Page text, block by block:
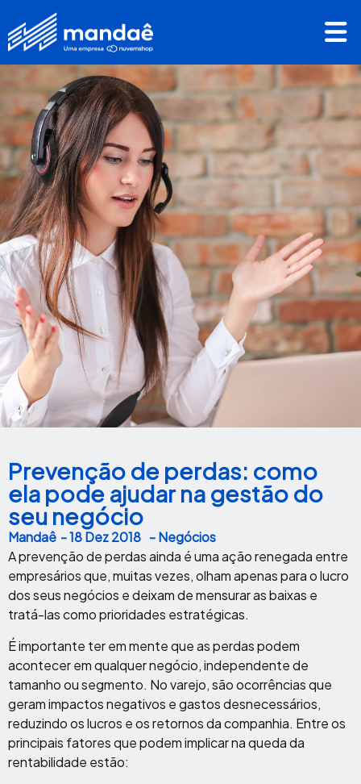
Prevenção de perdas: como
ela pode ajudar na gestão do
seu negócio
Mandaê -18 Dez 2018 - Negócios
A prevenção de perdas ainda é uma ação renegada entre
empresários que, muitas vezes, olham apenas para o lucro
dos seus negócios e deixam de mensurar as baixas e
tratá-las como prioridades estratégicas.
É importante ter em mente que as perdas podem
acontecer em qualquer negócio, independente de
tamanho ou segmento. No varejo, são ocorrências que
geram impactos negativos e gastos desnecessários,
reduzindo os lucros e os retornos da companhia. Entre os
principais fatores que podem implicar na queda da
rentabilidade estão: